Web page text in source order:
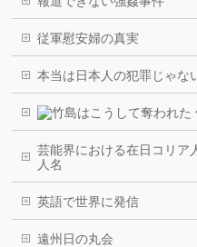
従軍慰安婦の真実
本当は日本人の犯罪じゃな
芸能界における在日コリア
人名
英語で世界に発信
遠州日の丸会